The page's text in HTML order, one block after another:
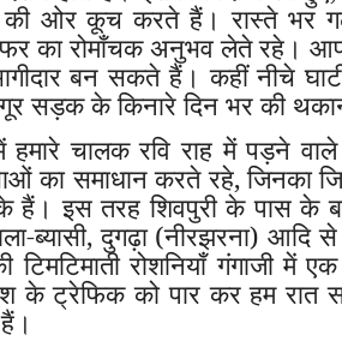
की ओर कूच करते हैं। रास्ते भर
का रोमाँचक अनुभव लेते रहे।
बन सकते हैं। कहीं नीचे
सड़क के किनारे दिन भर की
हमारे चालक रवि राह में पड़ने
का समाधान करते रहे, जिनका
इस तरह शिवपुरी के पास के
ब्यासी, दुगढ़ा (नीरझरना)
टिमटिमाती रोशनियाँ गंगाजी में
के ट्रेफिक को पार कर हम रात